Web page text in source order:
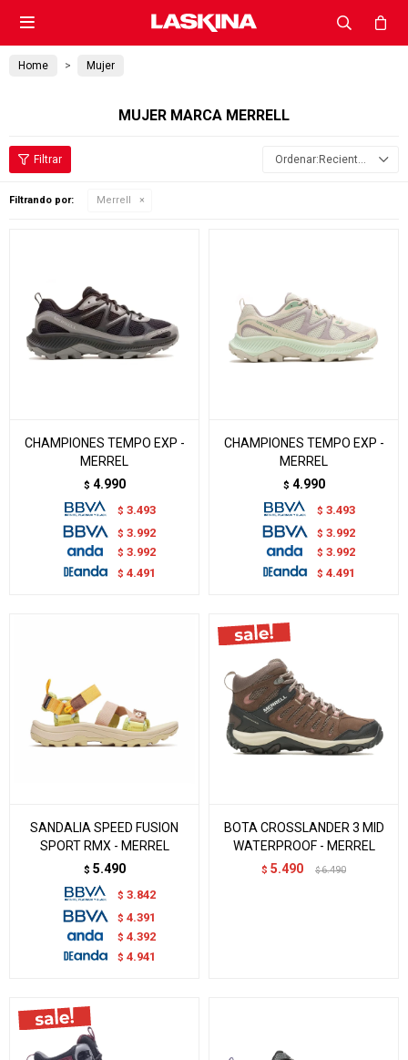

Home Mujer
MUJER MARCA MERRELL
Recientes
Filtrando por: Merrell
CHAMPIONES TEMPO EXP -
MERREL
$ 4.990
$ 3.493
$ 3.992
$ 3.992
$ 4.491
CHAMPIONES TEMPO EXP -
MERREL
$ 4.990
$ 3.493
$ 3.992
$ 3.992
$ 4.491
SANDALIA SPEED FUSION
SPORT RMX - MERREL
$ 5.490
$ 3.842
$ 4.391
$ 4.392
$ 4.941
BOTA CROSSLANDER 3 MID
WATERPROOF - MERREL
$ 5.490 $ 6.490